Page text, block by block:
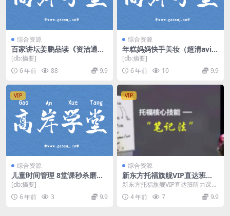
综合资源
百家讲坛姜鹏品读《资治通
鉴》（完结）mp3音频 百度
网盘
[db:摘要]
6 年前
88 9.9
综合资源
年糕妈妈快手美妆（超清avi完
结打包）百度网盘
[db:摘要]
6 年前
10 9.9
VIP
综合资源
儿童时间管理 8堂课秒杀磨蹭
mp3音频 百度网盘
[db:摘要]
6 年前
3 9.9
VIP
综合资源
新东方托福旗舰VIP直达班听
力课程 百度网盘分享下载
新东方托福旗舰VIP直达班听力课
程，百度网盘英语托福课程8.07G
标清视频。
4 年前 7 9.9